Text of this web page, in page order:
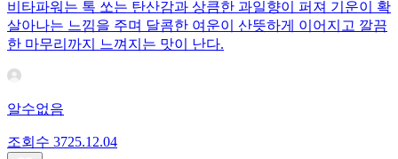
비타파워는 톡 쏘는 탄산감과 상큼한 과일향이 퍼져 기운이 확
살아나는 느낌을 주며 달콤한 여운이 산뜻하게 이어지고 깔끔
한 마무리까지 느껴지는 맛이 난다.
알수없음
조회수 3725.12.04